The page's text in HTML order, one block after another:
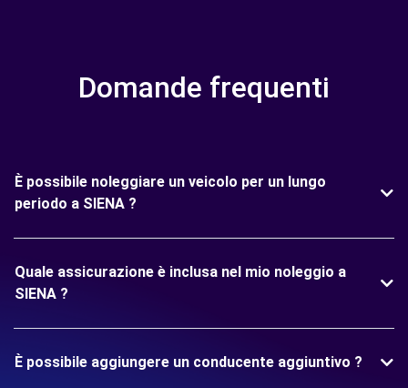
Domande frequenti
È possibile noleggiare un veicolo per un lungo
periodo a SIENA ?
Quale assicurazione è inclusa nel mio noleggio a
SIENA ?
È possibile aggiungere un conducente aggiuntivo ?